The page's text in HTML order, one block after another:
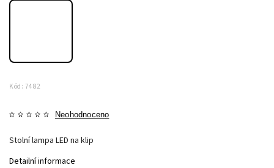
Kód: 7482
Neohodnoceno
Stolní lampa LED na klip
Detailní informace